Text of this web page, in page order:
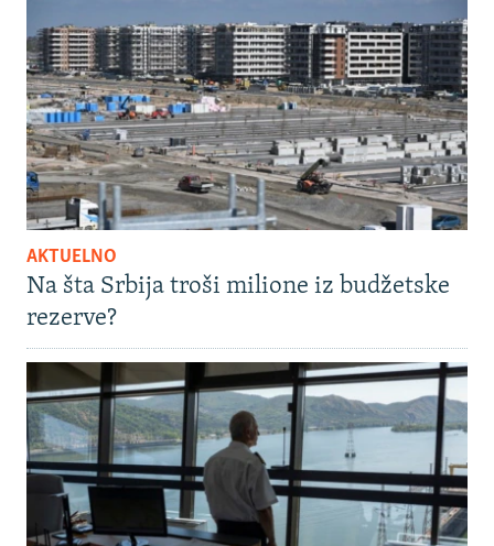
AKTUELNO
Na šta Srbija troši milione iz budžetske
rezerve?